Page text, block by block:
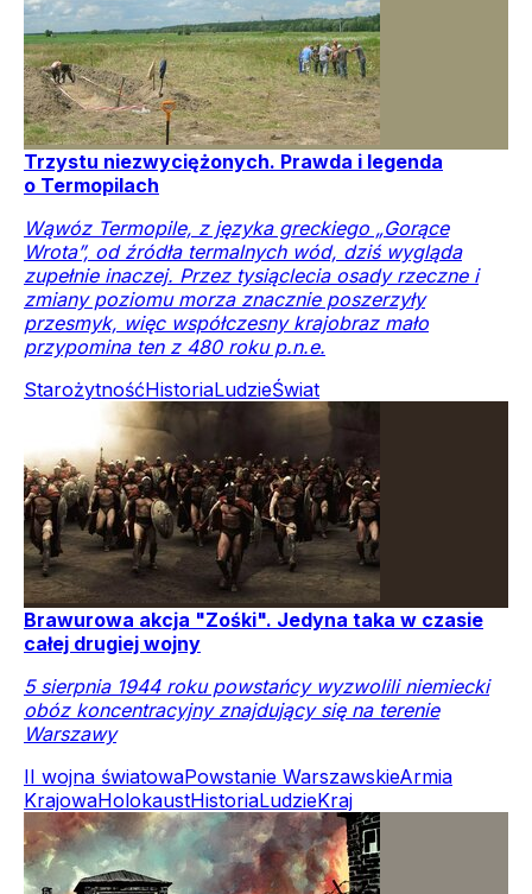
Trzystu niezwyciężonych. Prawda i legenda
o Termopilach
Wąwóz Termopile, z języka greckiego „Gorące
Wrota”, od źródła termalnych wód, dziś wygląda
zupełnie inaczej. Przez tysiąclecia osady rzeczne i
zmiany poziomu morza znacznie poszerzyły
przesmyk, więc współczesny krajobraz mało
przypomina ten z 480 roku p.n.e.
StarożytnośćHistoriaLudzieŚwiat
Brawurowa akcja "Zośki". Jedyna taka w czasie
całej drugiej wojny
5 sierpnia 1944 roku powstańcy wyzwolili niemiecki
obóz koncentracyjny znajdujący się na terenie
Warszawy
II wojna światowaPowstanie WarszawskieArmia
KrajowaHolokaustHistoriaLudzieKraj